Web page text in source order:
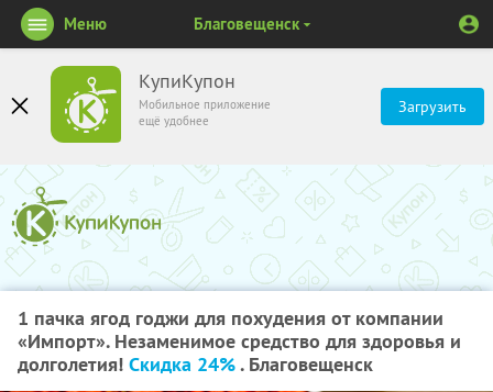
КупиКупон
Мобильное приложение
ещё удобнее
Загрузить
Меню Благовещенск
1 пачка ягод годжи для похудения от компании
«Импорт». Незаменимое средство для здоровья и
долголетия! Скидка 24%. Благовещенск